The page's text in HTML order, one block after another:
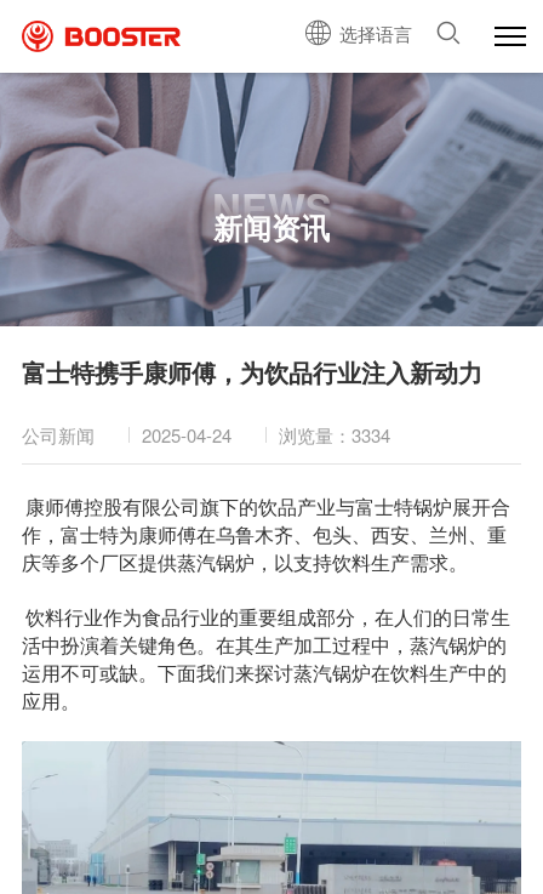
选择语言
NEWS
新闻资讯
富士特携手康师傅，为饮品行业注入新动力
公司新闻 2025-04-24 浏览量：3334
康师傅控股有限公司旗下的饮品产业与富士特锅炉展开合
作，富士特为康师傅在乌鲁木齐、包头、西安、兰州、重
庆等多个厂区提供蒸汽锅炉，以支持饮料生产需求。
饮料行业作为食品行业的重要组成部分，在人们的日常生
活中扮演着关键角色。在其生产加工过程中，蒸汽锅炉的
运用不可或缺。下面我们来探讨蒸汽锅炉在饮料生产中的
应用。